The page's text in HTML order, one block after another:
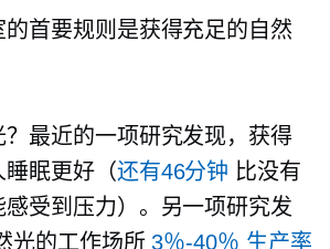
首要规则是获得充足的自然
最近的一项研究发现，获得
睡眠更好（还有46分钟 比没有
感受到压力）。另一项研究发
光的工作场所3％-40％ 生产率